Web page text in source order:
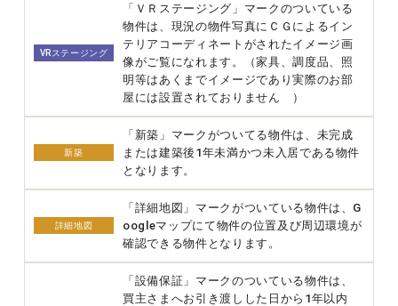
VRステージング
「ＶＲステージング」マークのついている
物件は、現況の物件写真にＣＧによるイン
テリアコーディネートがされたイメージ画
像がご覧になれます。（家具、調度品、照
明等はあくまでイメージであり実際のお部
屋には設置されておりません ）
新築
「新築」マークがついてる物件は、未完成
または建築後1年未満かつ未入居である物件
となります。
詳細地図
「詳細地図」マークがついている物件は、G
oogleマップにて物件の位置及び周辺環境が
確認できる物件となります。
「設備保証」マークのついている物件は、
買主さまへお引き渡しした日から1年以内